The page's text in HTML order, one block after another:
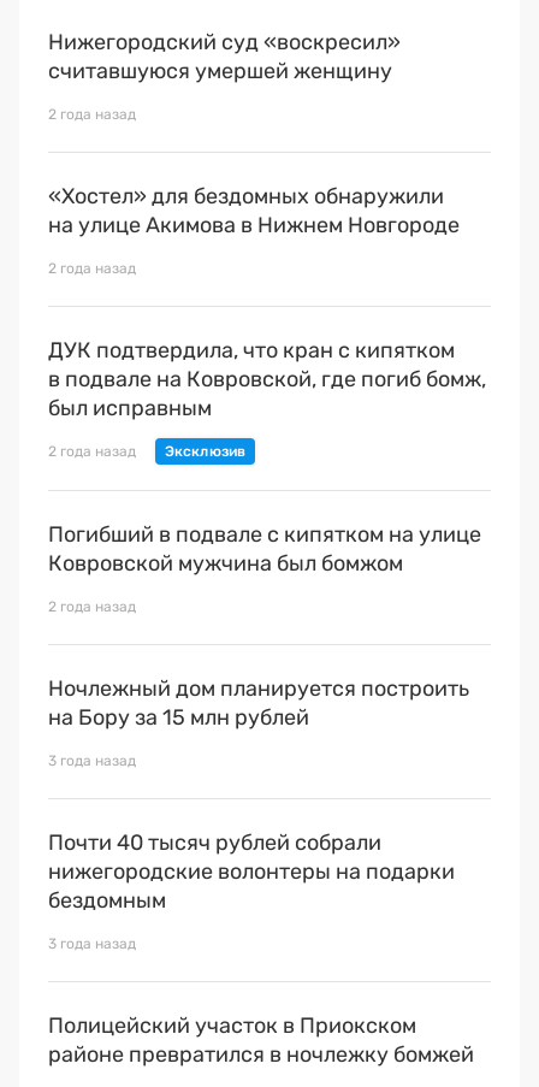
Нижегородский суд «воскресил»
считавшуюся умершей женщину
2 года назад
«Хостел» для бездомных обнаружили
на улице Акимова в Нижнем Новгороде
2 года назад
ДУК подтвердила, что кран с кипятком
в подвале на Ковровской, где погиб бомж,
был исправным
2 года назад
Погибший в подвале с кипятком на улице
Ковровской мужчина был бомжом
2 года назад
Ночлежный дом планируется построить
на Бору за 15 млн рублей
3 года назад
Почти 40 тысяч рублей собрали
нижегородские волонтеры на подарки
бездомным
3 года назад
Полицейский участок в Приокском
районе превратился в ночлежку бомжей